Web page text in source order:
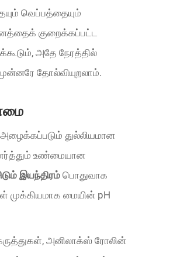
வெப்பத்தையும்
குறைக்கப்பட்ட
அதே நேரத்தில்
தோல்வியுறலாம்.
துல்லியமான
உண்மையான
இயந்திரம்பொதுவாக
முக்கியமாக மையின் pH
அனிலாக்ஸ் ரோலின்